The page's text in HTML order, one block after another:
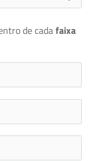
de cada faixa